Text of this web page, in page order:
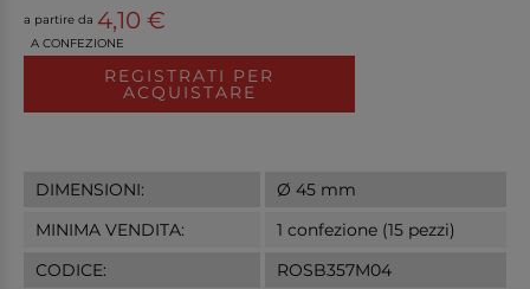
a partire da 4,10 €
A CONFEZIONE
REGISTRATI PER
ACQUISTARE
DIMENSIONI:
Ø 45 mm
MINIMA VENDITA:
1 confezione (15 pezzi)
CODICE:
ROSB357M04